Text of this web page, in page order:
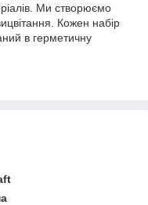
Ми створюємо
Кожен набір
в герметичну